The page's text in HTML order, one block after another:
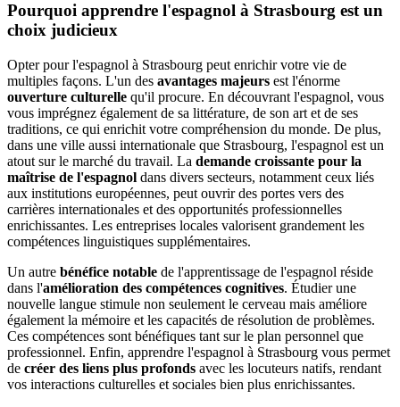
Pourquoi apprendre l'espagnol à Strasbourg est un
choix judicieux
Opter pour l'espagnol à Strasbourg peut enrichir votre vie de
multiples façons. L'un des avantages majeurs est l'énorme
ouverture culturelle qu'il procure. En découvrant l'espagnol, vous
vous imprégnez également de sa littérature, de son art et de ses
traditions, ce qui enrichit votre compréhension du monde. De plus,
dans une ville aussi internationale que Strasbourg, l'espagnol est un
atout sur le marché du travail. La demande croissante pour la
maîtrise de l'espagnol dans divers secteurs, notamment ceux liés
aux institutions européennes, peut ouvrir des portes vers des
carrières internationales et des opportunités professionnelles
enrichissantes. Les entreprises locales valorisent grandement les
compétences linguistiques supplémentaires.
Un autre bénéfice notable de l'apprentissage de l'espagnol réside
dans l'amélioration des compétences cognitives. Étudier une
nouvelle langue stimule non seulement le cerveau mais améliore
également la mémoire et les capacités de résolution de problèmes.
Ces compétences sont bénéfiques tant sur le plan personnel que
professionnel. Enfin, apprendre l'espagnol à Strasbourg vous permet
de créer des liens plus profonds avec les locuteurs natifs, rendant
vos interactions culturelles et sociales bien plus enrichissantes.